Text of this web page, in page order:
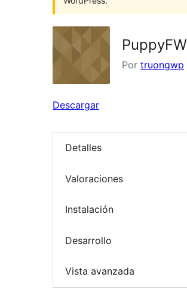
PuppyFW
Por truongwp
Descargar
Detalles
Valoraciones
Instalación
Desarrollo
Vista avanzada